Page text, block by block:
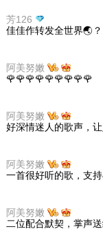
芳126
佳佳作转发全世界🌏？
阿美努嫩
🌹🌹🌹🌹🌹🌹🌹🌹🌹
阿美努嫩
好深情迷人的歌声，
阿美努嫩
一首很好听的歌，支
阿美努嫩
二位配合默契，掌声